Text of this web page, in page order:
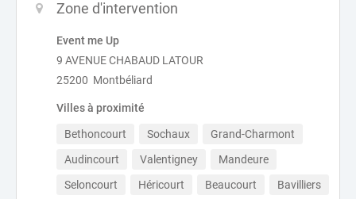
Zone d'intervention
Event me Up
9 AVENUE CHABAUD LATOUR
25200 Montbéliard
Villes à proximité
Bethoncourt Sochaux
Grand-Charmont
Audincourt
Valentigney
Mandeure
Seloncourt
Héricourt Beaucourt
Bavilliers